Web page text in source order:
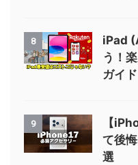
8
iPad
う！
ガイド
9
【
て後
選